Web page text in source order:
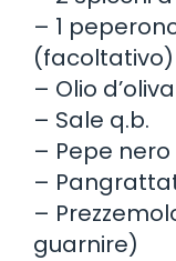
– 1
(facoltativo)
– Olio
– Sale q.b.
– Pepe
–
–
guarnire)